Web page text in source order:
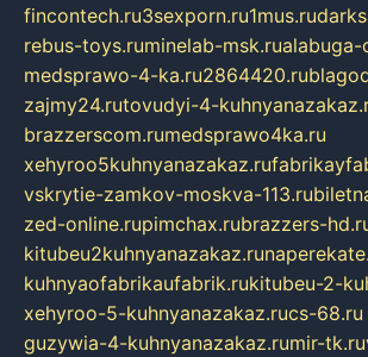
fincontech.ru3sexporn.ru1mus.ru
rebus-toys.ruminelab-msk.ru
medsprawo-4-ka.ru2864420.ru
zajmy24.rutovudyi-4-
brazzerscom.rumedsprawo4ka.ru
xehyroo5kuhnyanazakaz.ru
vskrytie-zamkov-moskva-113.ru
zed-online.rupimchax.rubrazzers-
kitubeu2kuhnyanazakaz.ru
kuhnyaofabrikaufabrik.rukitubeu-2-
xehyroo-5-kuhnyanazakaz.rucs-68.ru
guzywia-4-kuhnyanazakaz.rumir-tk.ru